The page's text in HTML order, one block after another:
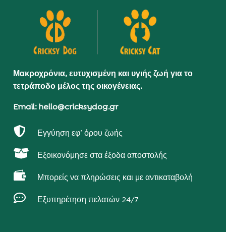
Μακροχρόνια, ευτυχισμένη και υγιής ζωή για το
τετράποδο μέλος της οικογένειας.
Email: hello@cricksydog.gr
 Εγγύηση εφ’ όρου ζωής
 Εξοικονόμησε στα έξοδα αποστολής
 Μπορείς να πληρώσεις και με αντικαταβολή
 Εξυπηρέτηση πελατών 24/7